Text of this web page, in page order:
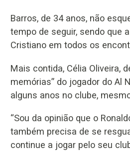
Barros, de 34 anos, não
tempo de seguir, sendo que
Cristiano em todos os
Mais contida, Célia Oliveira,
memórias” do jogador do Al
alguns anos no clube,
“Sou da opinião que o
também precisa de se
continue a jogar pelo seu